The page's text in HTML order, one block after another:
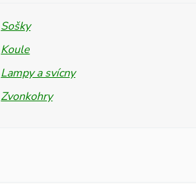
Sošky
Koule
Lampy a svícny
Zvonkohry